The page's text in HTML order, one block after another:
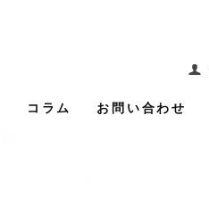
コラム お問い合わせ